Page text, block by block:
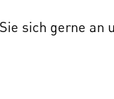
sich gerne an